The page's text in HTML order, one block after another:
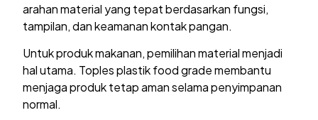
arahan material yang tepat berdasarkan fungsi,
tampilan, dan keamanan kontak pangan.
Untuk produk makanan, pemilihan material menjadi
hal utama. Toples plastik food grade membantu
menjaga produk tetap aman selama penyimpanan
normal.